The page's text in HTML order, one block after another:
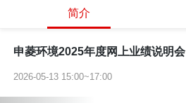
简介
申菱环境2025年度网上业绩说明会
2026-05-13 15:00~17:00